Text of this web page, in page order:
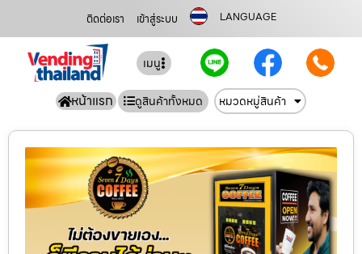
ติดต่อเรา เข้าสู่ระบบ LANGUAGE
เมนู
หน้าแรก ดูสินค้าทั้งหมด หมวดหมู่สินค้า